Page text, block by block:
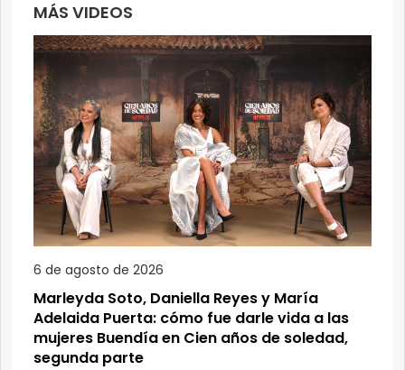
MÁS VIDEOS
6 de agosto de 2026
Marleyda Soto, Daniella Reyes y María
Adelaida Puerta: cómo fue darle vida a las
mujeres Buendía en Cien años de soledad,
segunda parte